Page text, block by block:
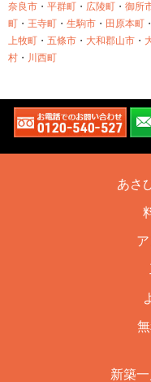
奈良市 ・ 平群町 ・ 広陵町 ・ 御所
町 ・ 王寺町 ・ 生駒市 ・ 田原本町 ・
上牧町 ・ 五條市 ・ 大和郡山市 ・
村 ・ 川西町
あさ
新築